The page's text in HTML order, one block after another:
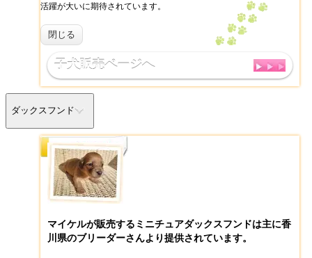
活躍が大いに期待されています。
閉じる
子犬販売ページへ
ダックスフンド
マイケルが販売するミニチュアダックスフンドは主に香
川県のブリーダーさんより提供されています。